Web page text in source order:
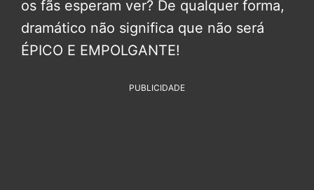
os fãs esperam ver? De qualquer forma,
dramático não significa que não será
ÉPICO E EMPOLGANTE!
PUBLICIDADE